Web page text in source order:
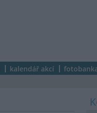
kalendář akcí